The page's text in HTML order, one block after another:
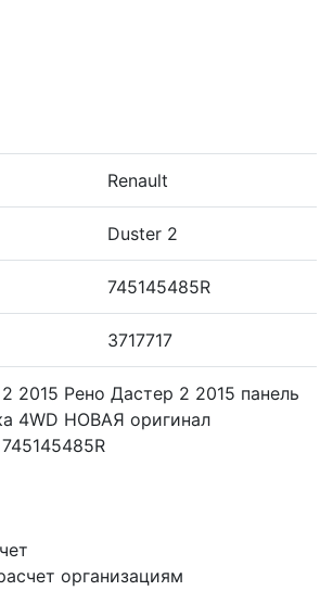
Renault
Duster 2
745145485R
3717717
2015 Рено Дастер 2 2015 панель
4WD НОВАЯ оригинал
организациям